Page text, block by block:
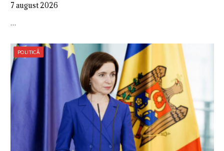
7 august 2026
…
POLITICĂ